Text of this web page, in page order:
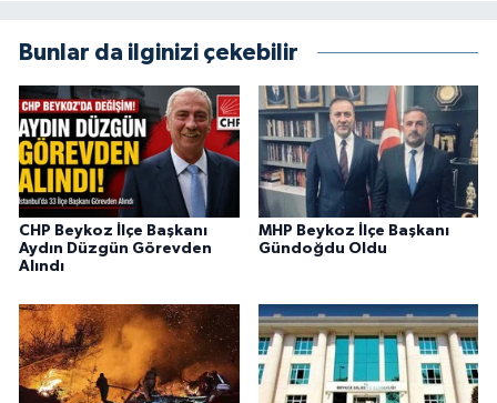
Bunlar da ilginizi çekebilir
CHP Beykoz İlçe Başkanı
Aydın Düzgün Görevden
Alındı
MHP Beykoz İlçe Başkanı
Gündoğdu Oldu